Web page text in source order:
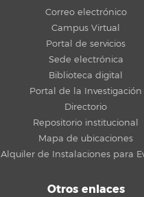
Correo electrónico
Campus Virtual
Portal de servicios
Sede electrónica
Biblioteca digital
Portal de la Investigación
Directorio
Repositorio institucional
Mapa de ubicaciones
Alquiler de Instalaciones para
Otros enlaces